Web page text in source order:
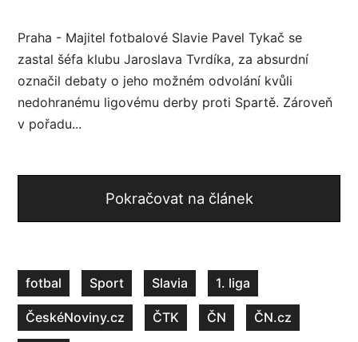
Praha - Majitel fotbalové Slavie Pavel Tykač se
zastal šéfa klubu Jaroslava Tvrdíka, za absurdní
označil debaty o jeho možném odvolání kvůli
nedohranému ligovému derby proti Spartě. Zároveň
v pořadu...
Pokračovat na článek
fotbal Sport Slavia 1. liga
ČeskéNoviny.cz ČTK ČN ČN.cz